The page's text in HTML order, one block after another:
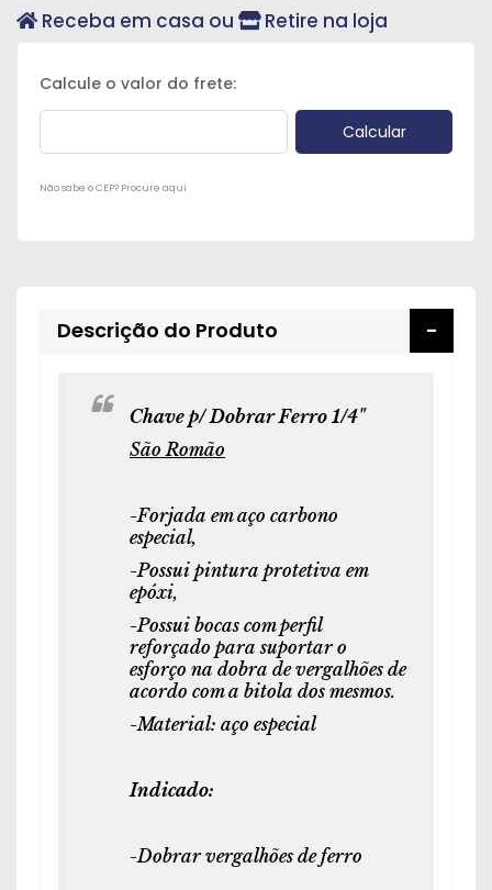
e
Peças
e
Oficina
Receba em casa ou Retire na loja
Não sabe o CEP? Procure aqui
Descrição do Produto
Chave p/ Dobrar Ferro 1/4"
São Romão
-Forjada em aço carbono
especial,
-Possui pintura protetiva em
epóxi,
-Possui bocas com perfil
reforçado para suportar o
esforço na dobra de vergalhões de
acordo com a bitola dos mesmos.
-Material: aço especial
Indicado:
-Dobrar vergalhões de ferro